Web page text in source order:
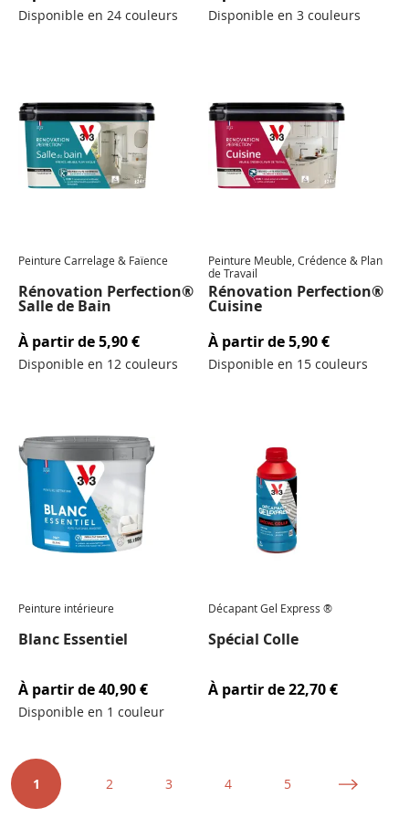
Disponible en 24 couleurs Disponible en 3 couleurs
Peinture Carrelage & Faïence
Rénovation Perfection®
Salle de Bain
À partir de5,90 €
Disponible en 12 couleurs
Peinture Meuble, Crédence & Plan
de Travail
Rénovation Perfection®
Cuisine
À partir de5,90 €
Disponible en 15 couleurs
Peinture intérieure
Blanc Essentiel
À partir de40,90 €
Disponible en 1 couleur
Décapant Gel Express ®
Spécial Colle
À partir de22,70 €
Vous
lisez
actuellement
1 Page
2 Page
3 Page
4 Page
5 Page